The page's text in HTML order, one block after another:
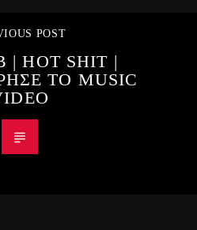
POST
| HOT SHIT |
ΤΟ MUSIC